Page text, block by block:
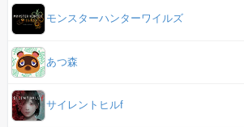
モンスターハンターワイルズ
あつ森
サイレントヒルf